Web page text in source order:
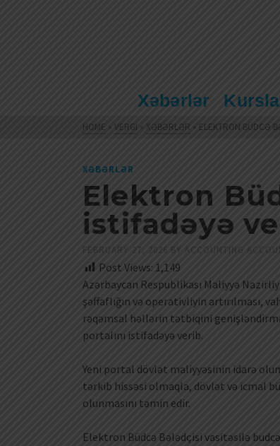
Xəbərlər
HOME » VERGI » XƏBƏRLƏR » ELEKTRON BÜDCƏ
XƏBƏRLƏR
Elektron
istifadəyə
FEBRUARY 27, 2026 BY ACCOUNTING
Post Views: 1,149
Azərbaycan Respublikası Maliyyə
şəffaflığın və operativliyin artırılması,
rəqəmsal həllərin tətbiqini
portalını istifadəyə verib.
Yeni portal dövlət maliyyəsinin idarə
tərkib hissəsi olmaqla, dövlət və icmal
olunmasını təmin edir.
Elektron Büdcə Bələdçisi vasitəsilə